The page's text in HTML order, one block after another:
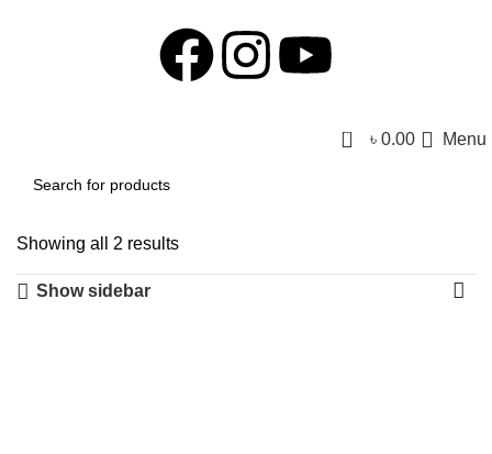
0 ৳ 0.00 Menu
Showing all 2 results
Show sidebar